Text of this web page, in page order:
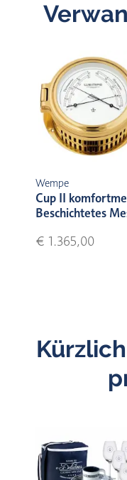
Wempe
Cup II
Beschichtetes
€ 1.365,00